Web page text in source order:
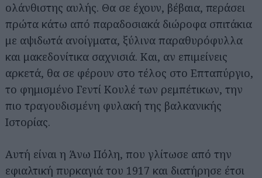
ολάνθιστης αυλής. Θα σε έχουν, βέβαια, περάσει
πρώτα κάτω από παραδοσιακά διώροφα σπιτάκια
με αψιδωτά ανοίγματα, ξύλινα παραθυρόφυλλα
και μακεδονίτικα σαχνισιά. Και, αν επιμείνεις
αρκετά, θα σε φέρουν στο τέλος στο Επταπύργιο,
το φημισμένο Γεντί Κουλέ των ρεμπέτικων, την
πιο τραγουδισμένη φυλακή της βαλκανικής
Ιστορίας.
Αυτή είναι η Άνω Πόλη, που γλίτωσε από την
εφιαλτική πυρκαγιά του 1917 και διατήρησε έτσι